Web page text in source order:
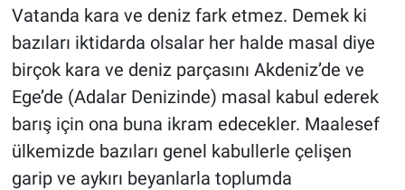
Vatanda kara ve deniz fark etmez. Demek ki
bazıları iktidarda olsalar her halde masal diye
birçok kara ve deniz parçasını Akdeniz’de ve
Ege’de (Adalar Denizinde) masal kabul ederek
barış için ona buna ikram edecekler. Maalesef
ülkemizde bazıları genel kabullerle çelişen
garip ve aykırı beyanlarla toplumda